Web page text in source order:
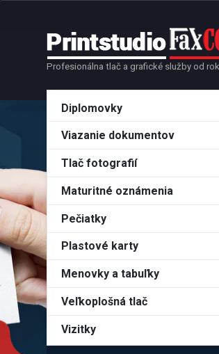
Profesionálna tlač a grafické služby od
Diplomovky
Viazanie dokumentov
Tlač fotografií
Maturitné oznámenia
Pečiatky
Plastové karty
Menovky a tabuľky
Veľkoplošná tlač
Vizitky